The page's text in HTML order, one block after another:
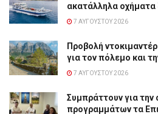
ακατάλληλα οχήματα
7 ΑΥΓΟΎΣΤΟΥ 2026
Προβολή
για τον πόλεμο και
7 ΑΥΓΟΎΣΤΟΥ 2026
Συμπράττουν για
προγραμμάτων τα